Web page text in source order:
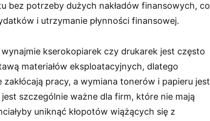
bez potrzeby dużych nakładów finansowych, co
i utrzymanie płynności finansowej.
kserokopiarek czy drukarek jest często
materiałów eksploatacyjnych, dlatego
pracy, a wymiana tonerów i papieru jest
szczególnie ważne dla firm, które nie mają
uniknąć kłopotów wiążących się z